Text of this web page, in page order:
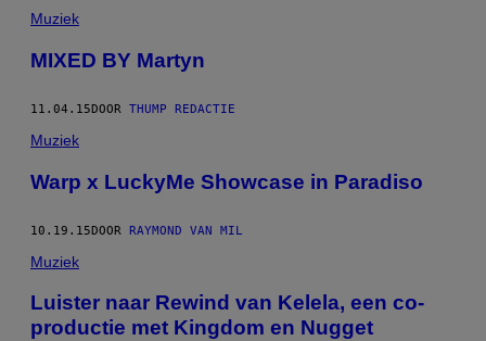
Muziek
MIXED BY Martyn
11.04.15DOOR THUMP REDACTIE
Muziek
Warp x LuckyMe Showcase in Paradiso
10.19.15DOOR RAYMOND VAN MIL
Muziek
Luister naar Rewind van Kelela, een co-
productie met Kingdom en Nugget